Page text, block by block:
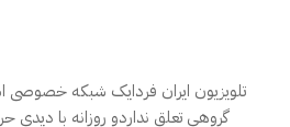
تلویزیون ایران فردایک شبکه
گروهی تعلق نداردو روزانه با دیدی